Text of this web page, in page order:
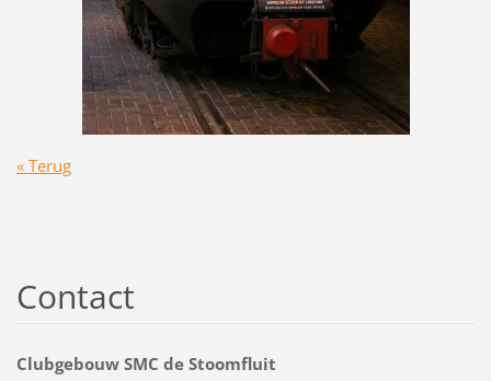
« Terug
Contact
Clubgebouw SMC de Stoomfluit